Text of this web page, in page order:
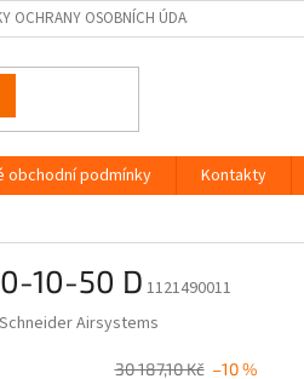
OCHRANY OSOBNÍCH ÚDAJŮ
obchodní podmínky Kontakty
10-50 D 1121490011
Schneider Airsystems
30 187,10 Kč –10 %